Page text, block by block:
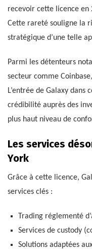
recevoir cette licence en
Cette rareté souligne la
stratégique d’une telle
Parmi les détenteurs
secteur comme
L’entrée de Galaxy
crédibilité auprès des
plus haut niveau de
Les services
York
Grâce à cette licence,
services clés :
Trading réglementé
Services de custody
Solutions adaptées